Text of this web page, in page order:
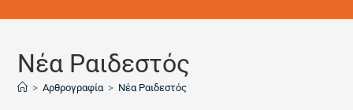
Νέα Ραιδεστός
> Αρθρογραφία > Νέα Ραιδεστός